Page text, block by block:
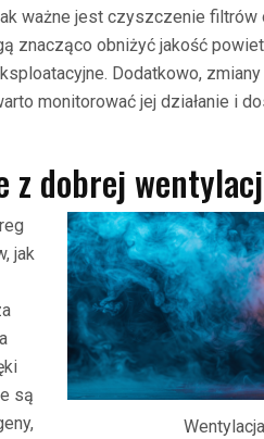
ważne jest czyszczenie filtrów
znacząco obniżyć jakość
Dodatkowo,
monitorować jej działanie i
z dobrej
jak
są